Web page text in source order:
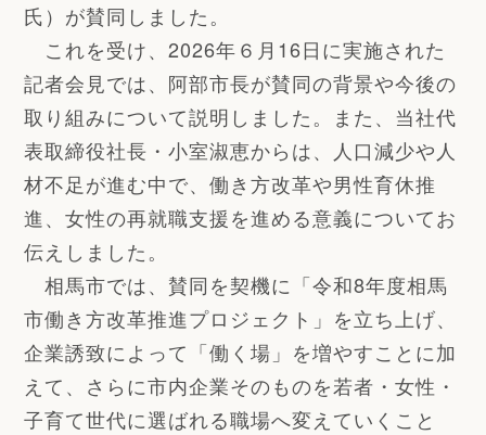
氏）が賛同しました。
これを受け、2026年６月16日に実施された
記者会見では、阿部市長が賛同の背景や今後の
取り組みについて説明しました。また、当社代
表取締役社長・小室淑恵からは、人口減少や人
材不足が進む中で、働き方改革や男性育休推
進、女性の再就職支援を進める意義についてお
伝えしました。
相馬市では、賛同を契機に「令和8年度相馬
市働き方改革推進プロジェクト」を立ち上げ、
企業誘致によって「働く場」を増やすことに加
えて、さらに市内企業そのものを若者・女性・
子育て世代に選ばれる職場へ変えていくこと